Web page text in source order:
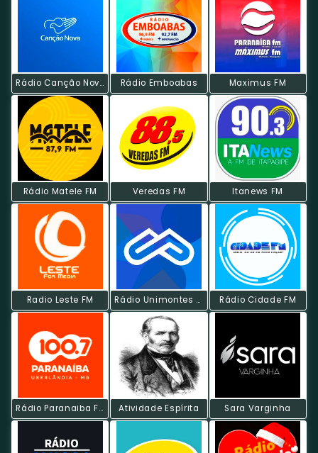
Rádio Canção Nova Rádio Emboabas Maximus FM
Rádio Matele FM Veredas FM Itanews FM
Radio Leste FM Rádio Unimontes FM Rádio Cidade FM
Rádio Paranaiba FM Atividade Espírita Sara Varginha